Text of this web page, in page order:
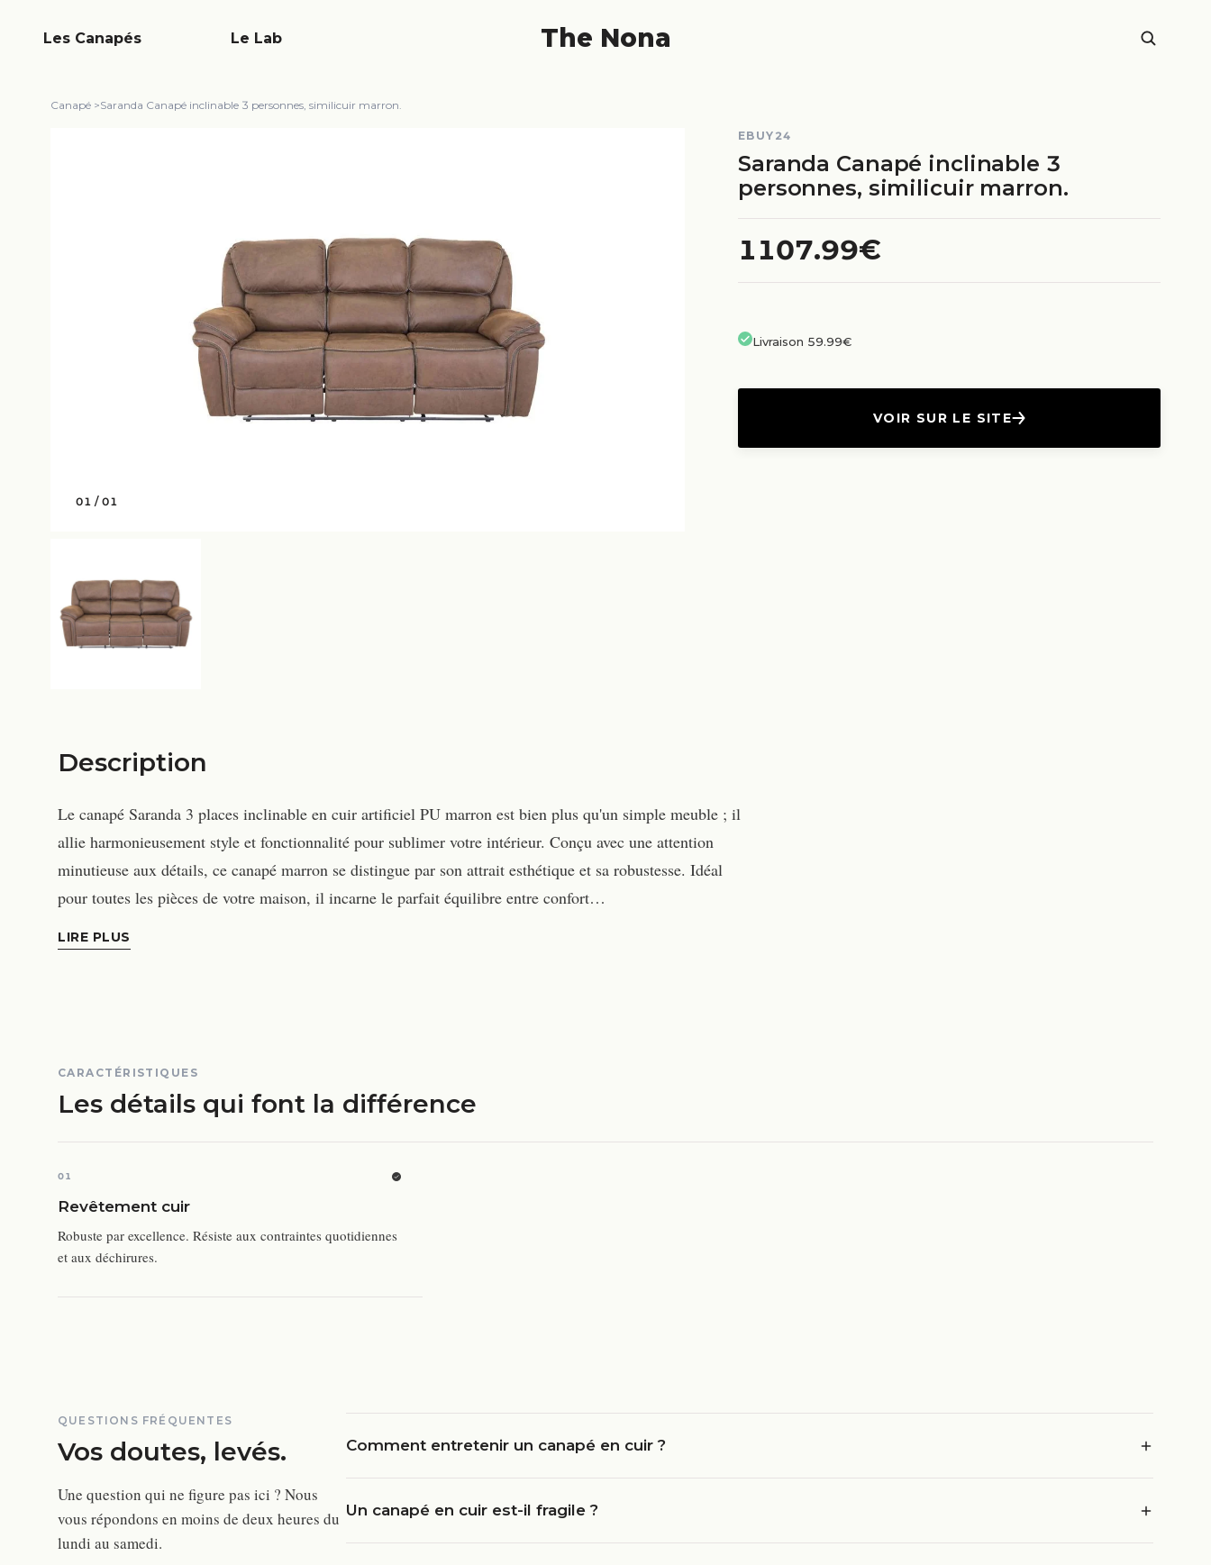
The Nona
Les Canapés Le Lab
Canapé >Saranda Canapé inclinable 3 personnes, similicuir marron.
01 /01
EBUY24
Saranda Canapé inclinable 3
personnes, similicuir marron.
1107.99€
Livraison 59.99€
VOIR SUR LE SITE
Description
Le canapé Saranda 3 places inclinable en cuir artificiel PU marron est bien plus qu'un simple meuble ; il
allie harmonieusement style et fonctionnalité pour sublimer votre intérieur. Conçu avec une attention
minutieuse aux détails, ce canapé marron se distingue par son attrait esthétique et sa robustesse. Idéal
pour toutes les pièces de votre maison, il incarne le parfait équilibre entre confort…
LIRE PLUS
CARACTÉRISTIQUES
Les détails qui font la différence
01
Revêtement cuir
Robuste par excellence. Résiste aux contraintes quotidiennes
et aux déchirures.
QUESTIONS FRÉQUENTES
Vos doutes, levés.
Une question qui ne figure pas ici ? Nous
vous répondons en moins de deux heures du
lundi au samedi.
Comment entretenir un canapé en cuir ?
Un canapé en cuir est-il fragile ?